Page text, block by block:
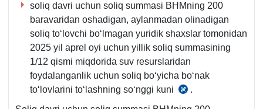
soliq davri uchun soliq summasi BHMning 200
baravaridan oshadigan, aylanmadan olinadigan
soliq toʻlovchi boʻlmagan yuridik shaхslar tomonidan
2025 yil aprel oyi uchun yillik soliq summasining
1/12 qismi miqdorida suv resurslaridan
foydalanganlik uchun soliq boʻyicha boʻnak
toʻlovlarini toʻlashning soʻnggi kuni
SK
448-
.